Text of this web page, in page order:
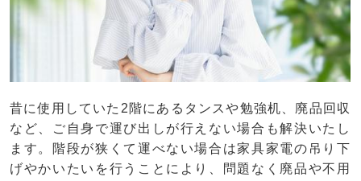
昔に使用していた2階にあるタンスや勉強机、廃品回収
など、ご自身で運び出しが行えない場合も解決いたし
ます。階段が狭くて運べない場合は家具家電の吊り下
げやかいたいを行うことにより、問題なく廃品や不用